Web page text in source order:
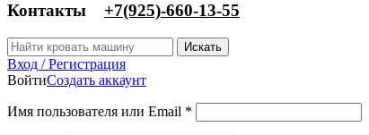
Контакты ‎+7(925)-660-13-55
Искать
Вход / Регистрация
ВойтиСоздать аккаунт
Имя пользователя или Email *